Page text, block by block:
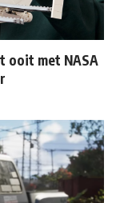
ooit met NASA